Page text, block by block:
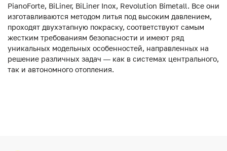
PianoForte, BiLiner, BiLiner Inox, Revolution Bimetall. Все они
изготавливаются методом литья под высоким давлением,
проходят двухэтапную покраску, соответствуют самым
жестким требованиям безопасности и имеют ряд
уникальных модельных особенностей, направленных на
решение различных задач — как в системах центрального,
так и автономного отопления.